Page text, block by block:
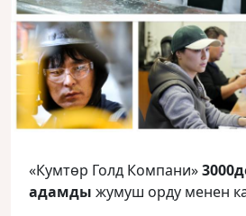
«Кумтөр Голд Компани»
адамды жумуш орду менен